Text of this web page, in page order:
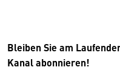
Bleiben Sie am
Kanal abonnieren!